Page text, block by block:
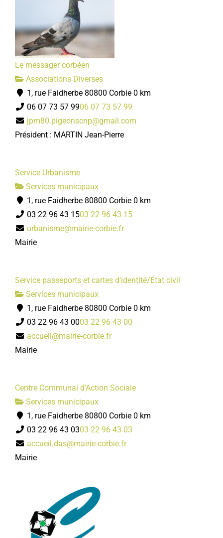
Le messager corbéen
Associations Diverses
1, rue Faidherbe 80800 Corbie 0 km
06 07 73 57 9906 07 73 57 99
jpm80.pigeonscnp@gmail.com
Président : MARTIN Jean-Pierre
Service Urbanisme
Services municipaux
1, rue Faidherbe 80800 Corbie 0 km
03 22 96 43 1503 22 96 43 15
urbanisme@mairie-corbie.fr
Mairie
Service passeports et cartes d'identité/État civil
Services municipaux
1, rue Faidherbe 80800 Corbie 0 km
03 22 96 43 0003 22 96 43 00
accueil@mairie-corbie.fr
Mairie
Centre Communal d'Action Sociale
Services municipaux
1, rue Faidherbe 80800 Corbie 0 km
03 22 96 43 0303 22 96 43 03
accueil.das@mairie-corbie.fr
Mairie